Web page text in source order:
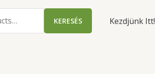
KERESÉS Kezdjünk Itt!